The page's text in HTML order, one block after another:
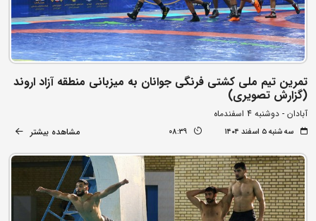
تمرین تیم ملی کشتی فرنگی جوانان به میزبانی منطقه آزاد اروند
(گزارش تصویری)
آبادان - دوشنبه 4 اسفندماه
سه شنبه ۵ اسفند ۱۴۰۴ 08:39 مشاهده بیشتر